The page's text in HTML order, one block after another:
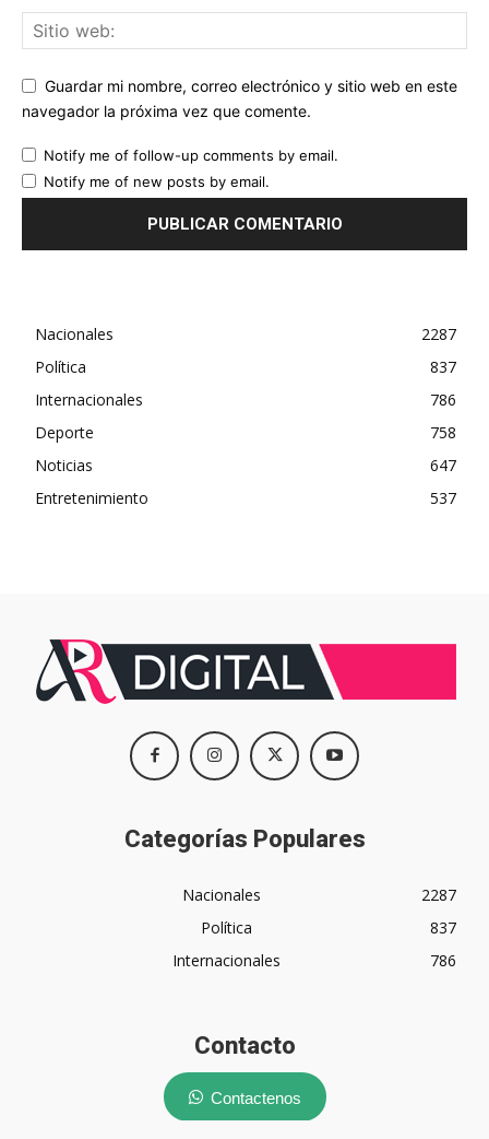
Guardar mi nombre, correo electrónico y sitio web en este
navegador la próxima vez que comente.
Notify me of follow-up comments by email.
Notify me of new posts by email.
Nacionales
2287
Política
837
Internacionales
786
Deporte
758
Noticias
647
Entretenimiento
537
Categorías Populares
Nacionales
2287
Política
837
Internacionales
786
Contacto
Contactenos